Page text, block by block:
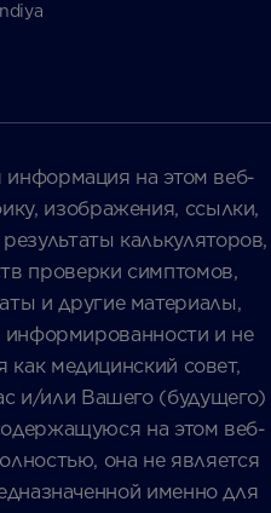
информация на этом веб-
изображения, ссылки,
калькуляторов,
проверки симптомов,
и другие материалы,
и не
медицинский совет,
и/или Вашего (будущего)
на этом веб-
она не является
именно для